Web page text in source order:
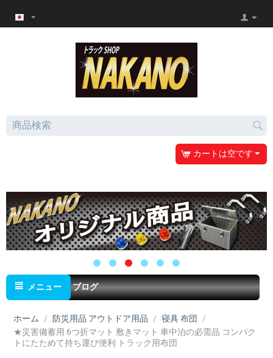
カートは空です
メニュー ブログ
ホーム / 防災用品 アウトドア用品 / 寝具 布団
/
★災害備蓄用 6つ折マット 敷きマット 車中泊の必需品 コンパク
トにたためて持ち運び便利 トラック用布団